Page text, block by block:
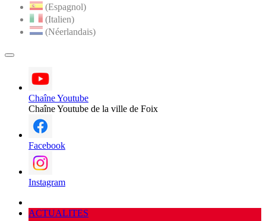
(Espagnol)
(Italien)
(Néerlandais)
MENU
Chaîne Youtube
Chaîne Youtube de la ville de Foix
Facebook
Instagram
ACTUALITES